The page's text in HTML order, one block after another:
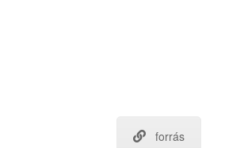
forrás